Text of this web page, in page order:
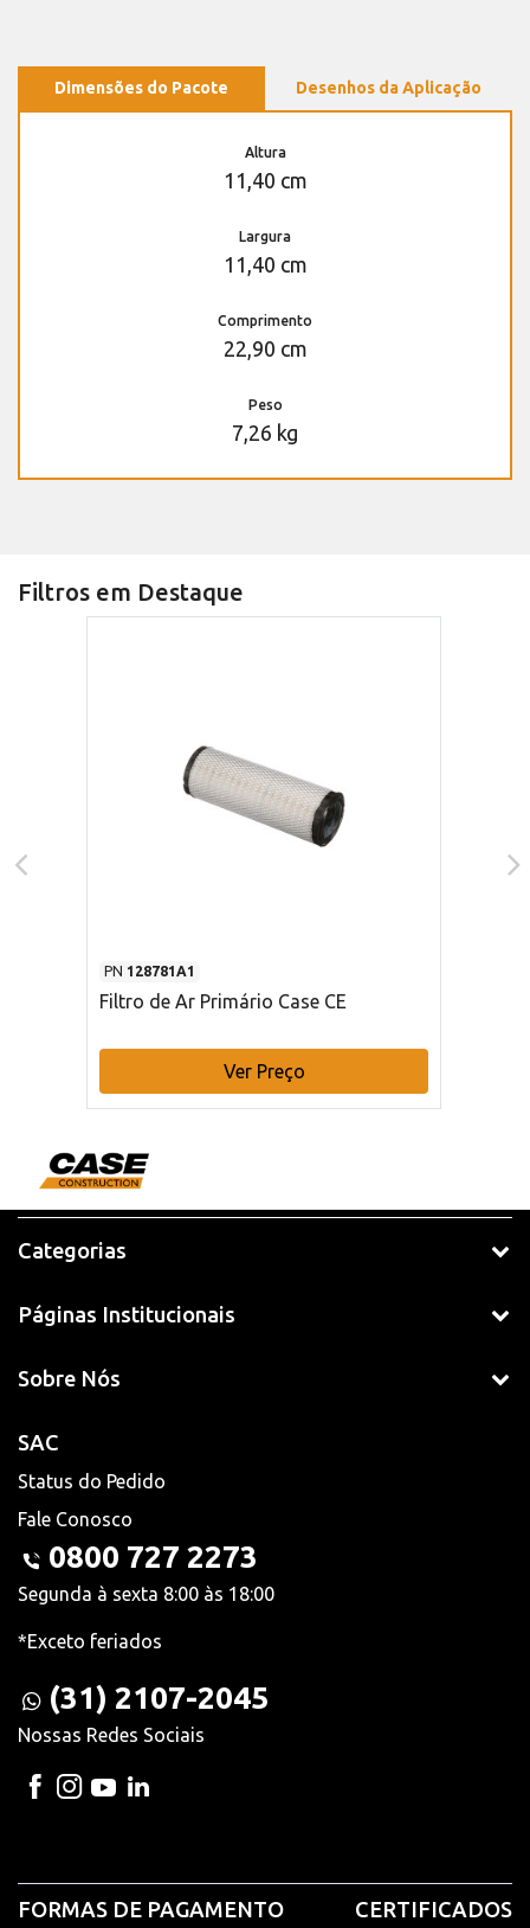
Dimensões do Pacote Desenhos da Aplicação
Altura
11,40 cm
Largura
11,40 cm
Comprimento
22,90 cm
Peso
7,26 kg
Filtros em Destaque
PN 128781A1
Filtro de Ar Primário Case CE
Ver Preço
Categorias
Páginas Institucionais
Sobre Nós
SAC
Status do Pedido
Fale Conosco
0800 727 2273
Segunda à sexta 8:00 às 18:00
*Exceto feriados
(31) 2107-2045
Nossas Redes Sociais
FORMAS DE PAGAMENTO CERTIFICADOS